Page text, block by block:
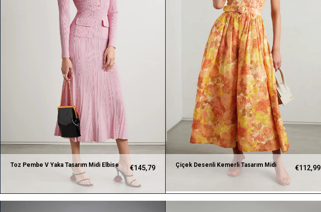
Toz Pembe V Yaka Tasarım Midi Elbise €145,79
Çiçek Desenli Kemerli Tasarım Midi
€112,99